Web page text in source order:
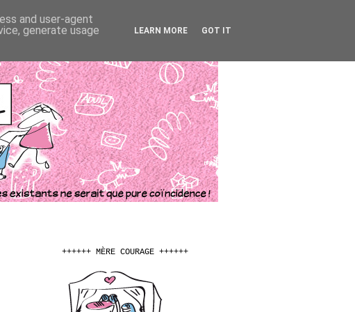
++++++ MÈRE COURAGE ++++++
and user-agent
generate usage
LEARN MORE GOT IT